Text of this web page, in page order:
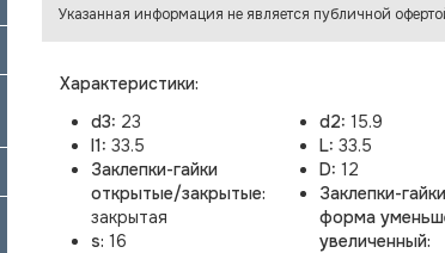
Характеристики:
d3: 23
l1: 33.5
Заклепки-гайки
открытые/закрытые:
закрытая
s: 16
d2: 15.9
L: 33.5
D: 12
Заклепки-
форма
увеличенный:
Указанная информация не является публичной